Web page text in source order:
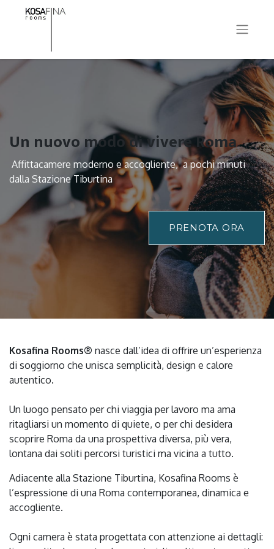
Un nuovo modo di vivere Roma
Affittacamere moderno e accogliente, a pochi minuti
dalla Stazione Tiburtina
PRENOTA ORA
Kosafina Rooms® nasce dall’idea di offrire un’esperienza
di soggiorno che unisca semplicità, design e calore
autentico.
Un luogo pensato per chi viaggia per lavoro ma ama
ritagliarsi un momento di quiete, o per chi desidera
scoprire Roma da una prospettiva diversa, più vera,
lontana dai soliti percorsi turistici ma vicina a tutto.
Adiacente alla Stazione Tiburtina, Kosafina Rooms è
l’espressione di una Roma contemporanea, dinamica e
accogliente.
Ogni camera è stata progettata con attenzione ai dettagli: